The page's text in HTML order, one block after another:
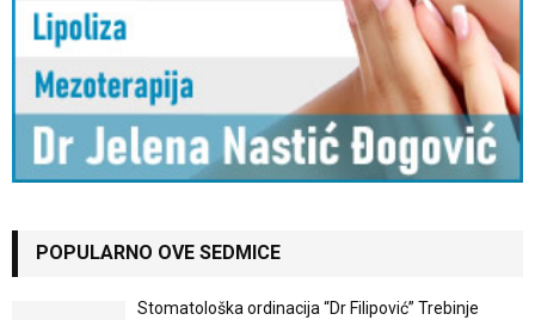
POPULARNO OVE SEDMICE
Stomatološka ordinacija “Dr Filipović” Trebinje